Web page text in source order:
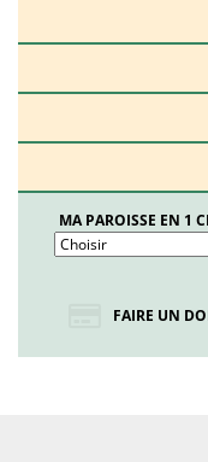
MA PAROISSE EN 1
FAIRE UN